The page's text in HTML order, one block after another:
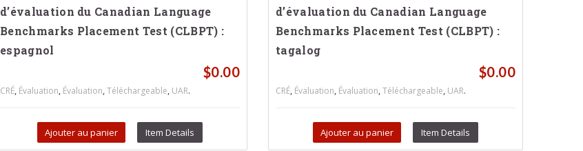
d’évaluation du Canadian Language
Benchmarks Placement Test (CLBPT) :
espagnol
$0.00
CRÉ, Évaluation, Évaluation,Téléchargeable, UAR.
Ajouter au panier Item Details
d’évaluation du Canadian Language
Benchmarks Placement Test (CLBPT) :
tagalog
$0.00
CRÉ, Évaluation, Évaluation,Téléchargeable, UAR.
Ajouter au panier Item Details